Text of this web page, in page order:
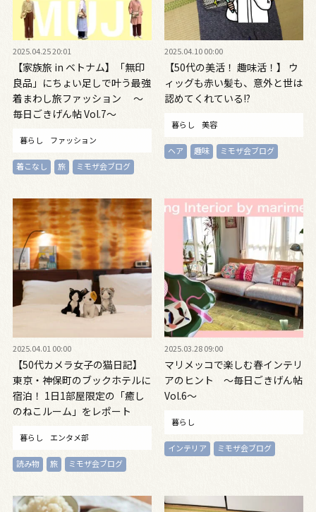
2025.04.25 20:01
【家族旅 in ベトナム】「無印
良品」にちょい足しで叶う最強
着まわし旅ファッション ～
毎日ごきげん帖 Vol.7～
暮らし ファッション
着こなし 旅 ミモザ会ブログ
2025.04.10 00:00
【50代の美活！ 趣味活！】 ウ
ィッグも赤い髪も、意外と世は
認めてくれている!?
暮らし 美容
ヘア 趣味 ミモザ会ブログ
2025.04.01 00:00
【50代カメラ女子の猫日記】
東京・神保町のブックホテルに
宿泊！ 1日1部屋限定の「癒し
のねこルーム」をレポート
暮らし エンタメ部
読み物 旅 ミモザ会ブログ
2025.03.28 09:00
マリメッコで楽しむ春インテリ
アのヒント ～毎日ごきげん帖
Vol.6～
暮らし
インテリア ミモザ会ブログ